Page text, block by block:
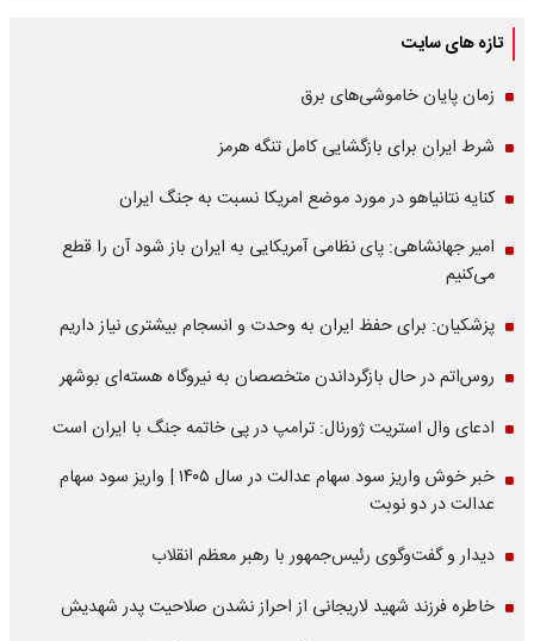
تازه های سایت
زمان پایان خاموشی‌های برق
شرط ایران برای بازگشایی کامل تنگه هرمز
کنایه نتانیاهو در مورد موضع امریکا نسبت به جنگ ایران
امیر جهانشاهی: پای نظامی آمریکایی به ایران باز شود آن را قطع
می‌کنیم
پزشکیان: برای حفظ ایران به وحدت و انسجام بیشتری نیاز داریم
روس‌اتم در حال بازگرداندن متخصصان به نیروگاه هسته‌ای بوشهر
ادعای وال استریت ژورنال: ترامپ در پی خاتمه جنگ با ایران است
خبر خوش واریز سود سهام عدالت در سال ۱۴۰۵ | واریز سود سهام
عدالت در دو نوبت
دیدار و گفت‌وگوی رئیس‌جمهور با رهبر معظم انقلاب
خاطره فرزند شهید لاریجانی از احراز نشدن صلاحیت پدر شهدیش